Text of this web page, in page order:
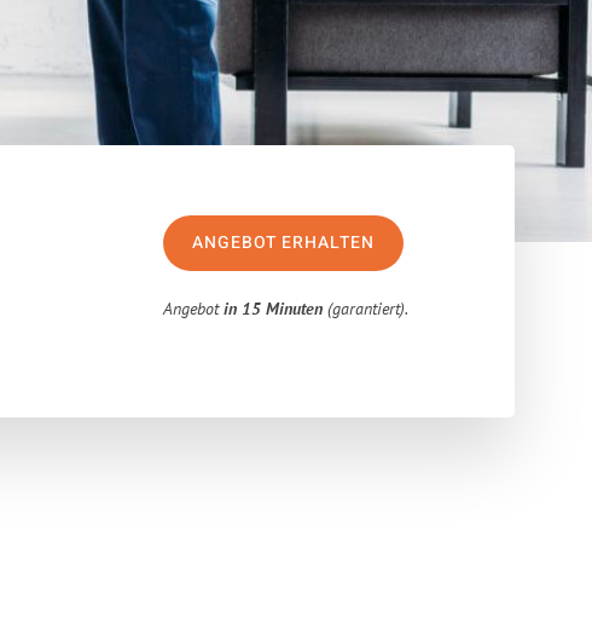
ANGEBOT ERHALTEN
Angebotin 15 Minuten (garantiert).